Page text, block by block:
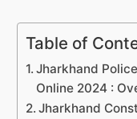
Table of
Jharkhand
Online 2024 :
Jharkhand